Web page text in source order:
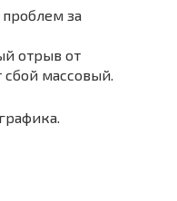
за
отрыв от
массовый.